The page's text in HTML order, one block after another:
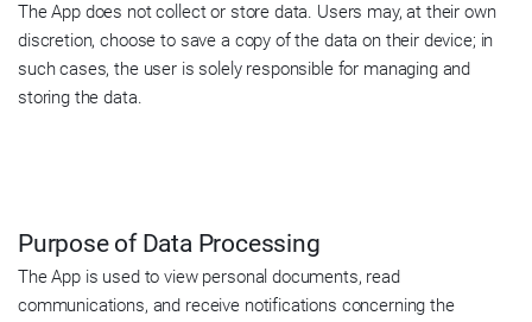
The App does not collect or store data. Users may, at their own
discretion, choose to save a copy of the data on their device; in
such cases, the user is solely responsible for managing and
storing the data.
Purpose of Data Processing
The App is used to view personal documents, read
communications, and receive notifications concerning the